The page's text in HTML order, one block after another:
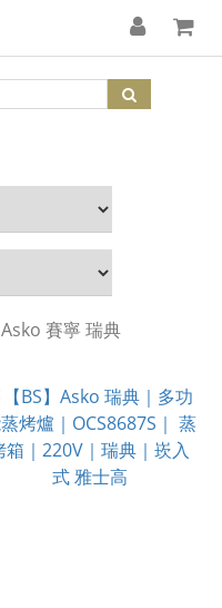
Asko 賽寧 瑞典